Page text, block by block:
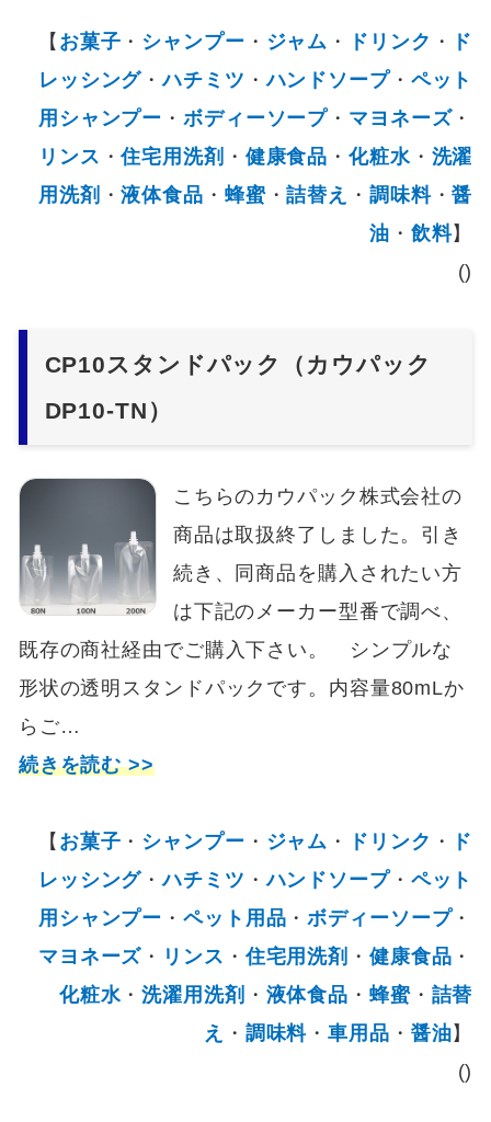
【 お菓子 ・ シャンプー ・ ジャム ・ ドリンク ・
ド
レッシング ・ハチミツ ・ハンドソープ・ ペット
用シャンプー ・ ボディーソープ ・ マヨネーズ・
リンス ・住宅用洗剤 ・ 健康食品 ・ 化粧水 ・ 洗濯
用洗剤 ・液体食品 ・ 蜂蜜・詰替え ・ 調味料・醤
油 ・ 飲料】
()
CP10スタンドパック（カウパック
DP10-TN）
こちらのカウパック株式会社の
商品は取扱終了しました。引き
続き、同商品を購入されたい方
は下記のメーカー型番で調べ、
既存の商社経由でご購入下さい。 シンプルな
形状の透明スタンドパックです。内容量80mLか
らご…
続きを読む >>
【 お菓子 ・ シャンプー ・ ジャム ・ ドリンク ・
ド
レッシング ・ハチミツ ・ハンドソープ・ ペット
用シャンプー ・ ペット用品 ・ボディーソープ・
マヨネーズ ・ リンス ・住宅用洗剤 ・ 健康食品 ・
化粧水 ・洗濯用洗剤 ・ 液体食品 ・ 蜂蜜・ 詰替
え
・ 調味料 ・車用品 ・ 醤油】
()